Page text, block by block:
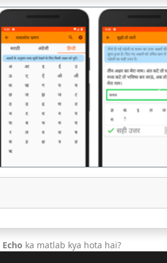
Echo ka matlab kya hota hai?